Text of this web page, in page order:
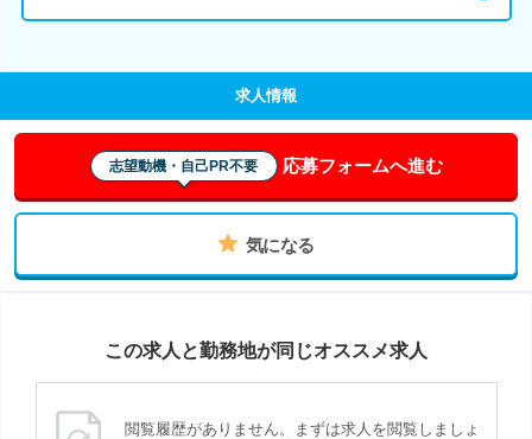
求人情報
志望動機・自己PR不要 応募フォームへ進む
気になる
この求人と勤務地が同じオススメ求人
閲覧履歴がありません。まずは求人を閲覧しましょ